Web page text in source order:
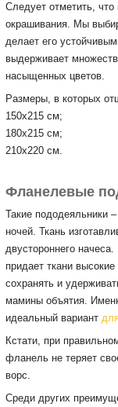
Следует отметить, что
окрашивания. Мы
делает его
выдерживает
насыщенных цветов.
Размеры, в которых
150х215 см;
180х215 см;
210х220 см.
Фланелевые
Такие пододеяльники
ночей. Ткань
двустороннего
придает ткани
сохранять и
мамины объятия.
идеальный вариант
Кстати, при
фланель не теряет
ворс.
Среди других